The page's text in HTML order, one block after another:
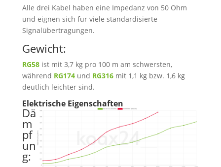
Alle drei Kabel haben eine Impedanz von 50 Ohm
und eignen sich für viele standardisierte
Signalübertragungen.
Gewicht:
RG58ist mit 3,7 kg pro 100 m am schwersten,
während RG174und RG316mit 1,1 kg bzw. 1,6 kg
deutlich leichter sind.
Elektrische Eigenschaften
Dä
m
pf
un
g: